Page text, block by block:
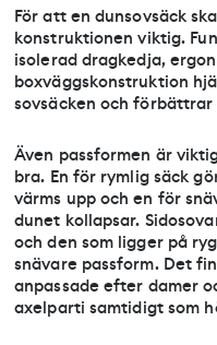
För att en dunsovsäck
konstruktionen viktig.
isolerad dragkedja,
boxväggskonstruktion
sovsäcken och
Även passformen är
bra. En för rymlig säck
värms upp och en för
dunet kollapsar.
och den som ligger på
snävare passform. Det
anpassade efter damer
axelparti samtidigt som